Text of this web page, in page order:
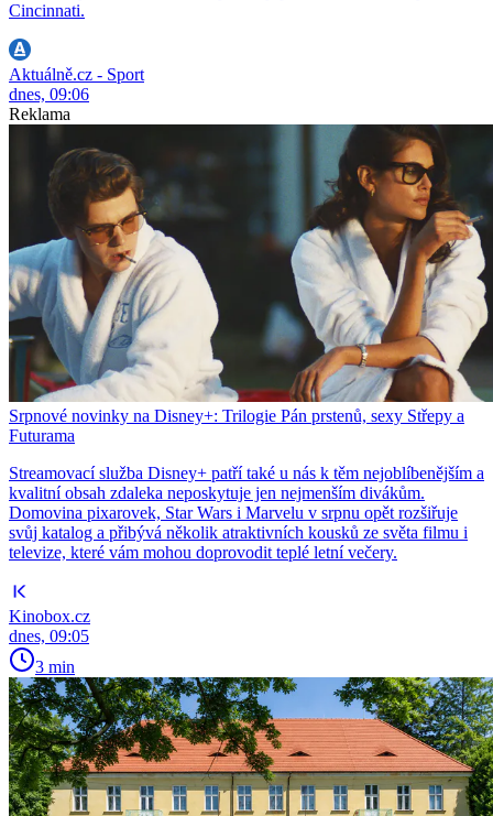
Cincinnati.
Aktuálně.cz - Sport
dnes, 09:06
Reklama
Srpnové novinky na Disney+: Trilogie Pán prstenů, sexy Střepy a
Futurama
Streamovací služba Disney+ patří také u nás k těm nejoblíbenějším a
kvalitní obsah zdaleka neposkytuje jen nejmenším divákům.
Domovina pixarovek, Star Wars i Marvelu v srpnu opět rozšiřuje
svůj katalog a přibývá několik atraktivních kousků ze světa filmu i
televize, které vám mohou doprovodit teplé letní večery.
Kinobox.cz
dnes, 09:05
3 min